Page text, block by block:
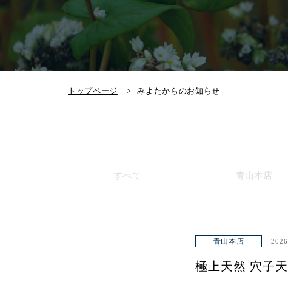
トップページ みよたからのお知らせ
すべて 青山本店
青山本店
極上天然 穴子天